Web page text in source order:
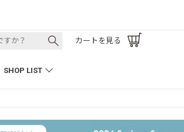
SHOP LIST
カートを見る